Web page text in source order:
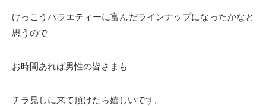
けっこうバラエティーに富んだラインナップになったかなと
思うので
お時間あれば男性の皆さまも
チラ見しに来て頂けたら嬉しいです。